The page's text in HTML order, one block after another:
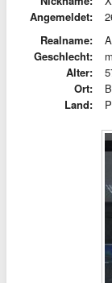
Angemeldet:
Realname:
Geschlecht:
Alter:
Ort:
Land: